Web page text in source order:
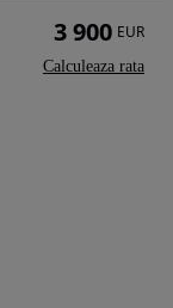
3 900 EUR
Calculeaza rata